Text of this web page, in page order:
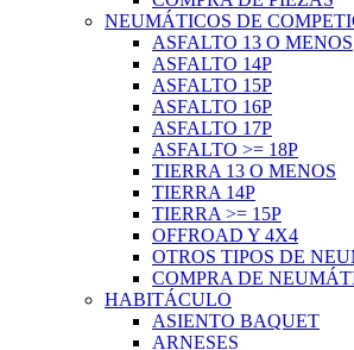
NEUMÁTICOS DE
ASFALTO 13 O MENOS
ASFALTO 14P
ASFALTO 15P
ASFALTO 16P
ASFALTO 17P
ASFALTO >= 18P
TIERRA 13 O MENOS
TIERRA 14P
TIERRA >= 15P
OFFROAD Y 4X4
OTROS TIPOS DE
COMPRA DE
HABITÁCULO
ASIENTO BAQUET
ARNESES